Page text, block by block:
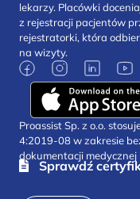
lekarzy. Placówki
z rejestracji pacjentów
rejestratorki, która
na wizyty.
Proassist Sp. z o.o.
4:2019-08 w zakresie
dokumentacji medycznej
Sprawdź